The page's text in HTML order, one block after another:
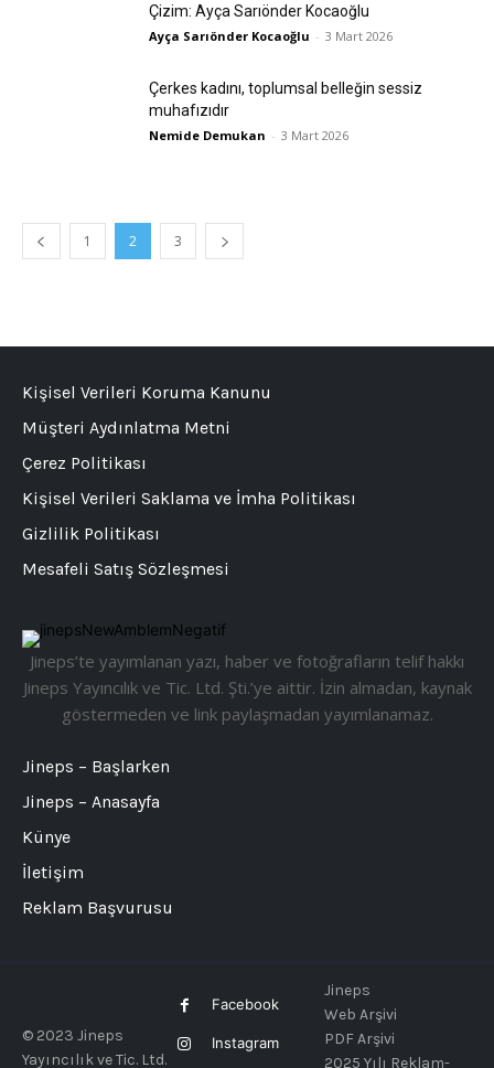
Çizim: Ayça Sarıönder Kocaoğlu
Ayça Sarıönder Kocaoğlu - 3 Mart 2026
Çerkes kadını, toplumsal belleğin sessiz
muhafızıdır
Nemide Demukan - 3 Mart 2026
1 2 3
Jineps’te yayımlanan yazı, haber ve fotoğrafların telif hakkı
Jineps Yayıncılık ve Tic. Ltd. Şti.’ye aittir. İzin almadan, kaynak
göstermeden ve link paylaşmadan yayımlanamaz.
Jineps – Başlarken
Jineps – Anasayfa
Künye
İletişim
Reklam Başvurusu
Kişisel Verileri Koruma Kanunu
Müşteri Aydınlatma Metni
Çerez Politikası
Kişisel Verileri Saklama ve İmha Politikası
Gizlilik Politikası
Mesafeli Satış Sözleşmesi
© 2023 Jineps
Yayıncılık ve Tic. Ltd.
Facebook
Instagram
Jineps
Web Arşivi
PDF Arşivi
2025 Yılı Reklam-